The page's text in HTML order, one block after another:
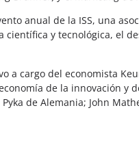
anual de la ISS, una
y tecnológica, el
a cargo del economista
de la innovación y
de Alemania; John